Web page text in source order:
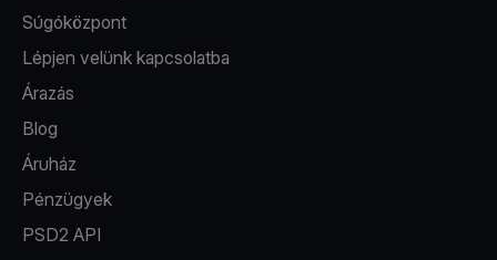
Súgóközpont
Lépjen velünk kapcsolatba
Árazás
Blog
Áruház
Pénzügyek
PSD2 API